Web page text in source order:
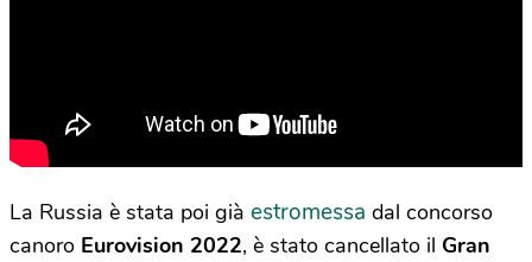
La Russia è stata poi già estromessa dal concorso
canoro Eurovision 2022, è stato cancellato il Gran